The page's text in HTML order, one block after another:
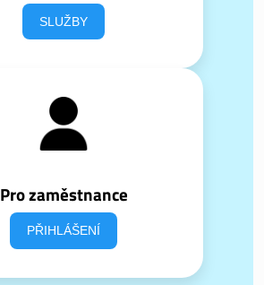
SLUŽBY
Pro zaměstnance
PŘIHLÁŠENÍ